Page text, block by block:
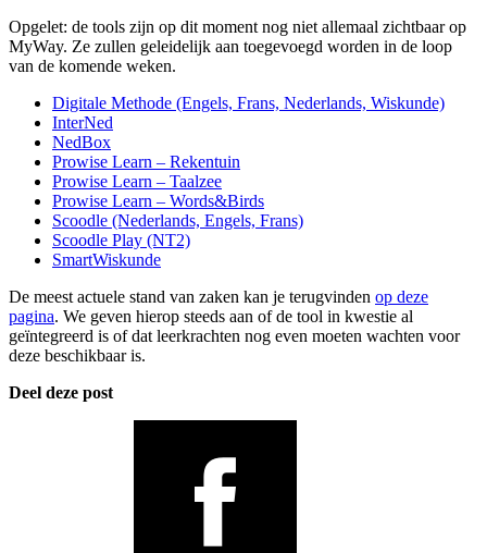
Opgelet: de tools zijn op dit moment nog niet allemaal zichtbaar op
MyWay. Ze zullen geleidelijk aan toegevoegd worden in de loop
van de komende weken.
Digitale Methode (Engels, Frans, Nederlands, Wiskunde)
InterNed
NedBox
Prowise Learn – Rekentuin
Prowise Learn – Taalzee
Prowise Learn – Words&Birds
Scoodle (Nederlands, Engels, Frans)
Scoodle Play (NT2)
SmartWiskunde
De meest actuele stand van zaken kan je terugvinden op deze
pagina. We geven hierop steeds aan of de tool in kwestie al
geïntegreerd is of dat leerkrachten nog even moeten wachten voor
deze beschikbaar is.
Deel deze post